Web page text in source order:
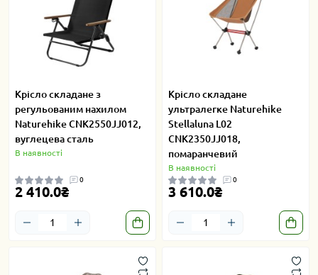
Крісло складане з
регульованим нахилом
Naturehike CNK2550JJ012,
вуглецева сталь
В наявності
0
2 410.0₴
Крісло складане
ультралегке Naturehike
Stellaluna L02
CNK2350JJ018,
помаранчевий
В наявності
0
3 610.0₴